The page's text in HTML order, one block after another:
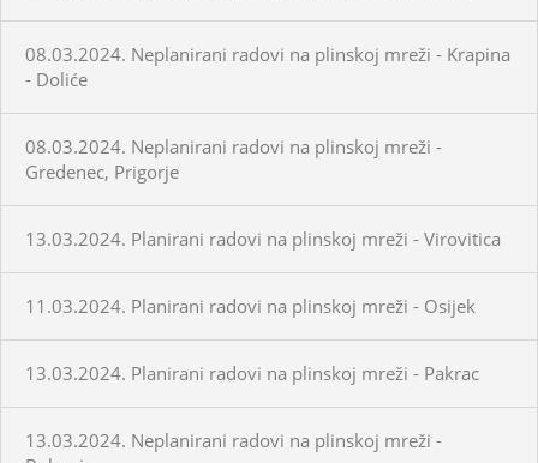
08.03.2024. Neplanirani radovi na plinskoj mreži - Krapina
- Doliće
08.03.2024. Neplanirani radovi na plinskoj mreži -
Gredenec, Prigorje
13.03.2024. Planirani radovi na plinskoj mreži - Virovitica
11.03.2024. Planirani radovi na plinskoj mreži - Osijek
13.03.2024. Planirani radovi na plinskoj mreži - Pakrac
13.03.2024. Neplanirani radovi na plinskoj mreži -